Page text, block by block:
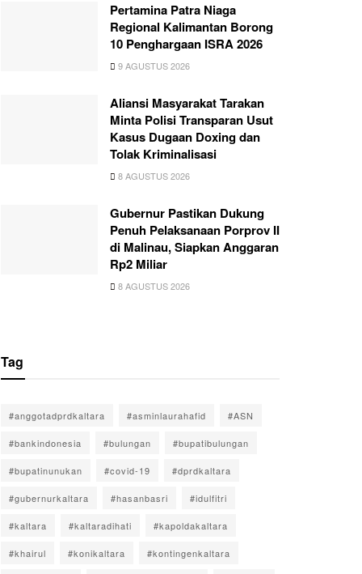
Pertamina Patra Niaga
Regional Kalimantan Borong
10 Penghargaan ISRA 2026
9 AGUSTUS 2026
Aliansi Masyarakat Tarakan
Minta Polisi Transparan Usut
Kasus Dugaan Doxing dan
Tolak Kriminalisasi
8 AGUSTUS 2026
Gubernur Pastikan Dukung
Penuh Pelaksanaan Porprov II
di Malinau, Siapkan Anggaran
Rp2 Miliar
8 AGUSTUS 2026
Tag
#anggotadprdkaltara #asminlaurahafid #ASN
#bankindonesia #bulungan #bupatibulungan
#bupatinunukan #covid-19 #dprdkaltara
#gubernurkaltara #hasanbasri #idulfitri
#kaltara #kaltaradihati #kapoldakaltara
#khairul #konikaltara #kontingenkaltara